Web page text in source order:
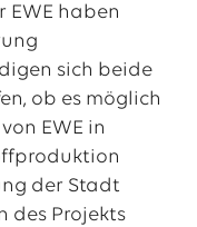
EWE haben
sich beide
ob es möglich
EWE in
der Stadt
des Projekts